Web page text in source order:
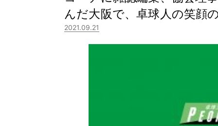
んだ大阪で、卓球人の笑顔
2021.09.21